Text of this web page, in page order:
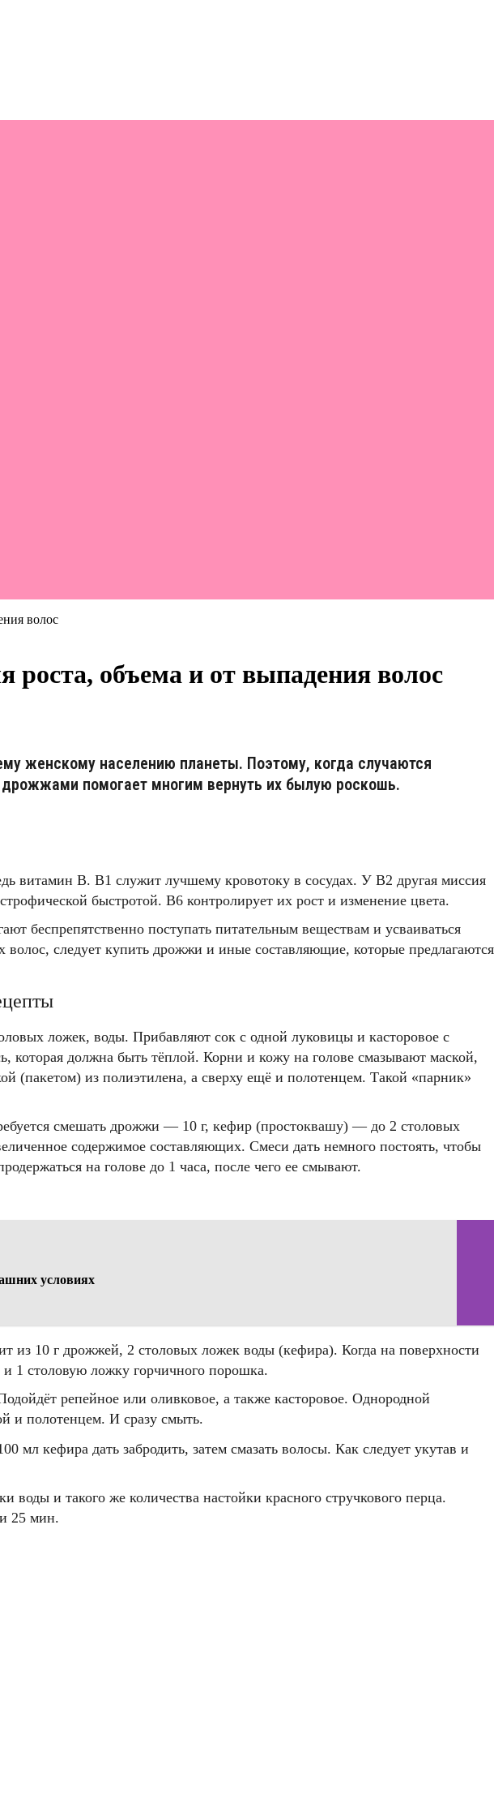
волос
объема и от выпадения волос
женскому населению планеты. Поэтому, когда случаются
помогает многим вернуть их былую роскошь.
витамин В. В1 служит лучшему кровотоку в сосудах. У В2 другая миссия
быстротой. В6 контролирует их рост и изменение цвета.
беспрепятственно поступать питательным веществам и усваиваться
следует купить дрожжи и иные составляющие, которые предлагаются
ложек, воды. Прибавляют сок с одной луковицы и касторовое с
должна быть тёплой. Корни и кожу на голове смазывают маской,
(пакетом) из полиэтилена, а сверху ещё и полотенцем. Такой «парник»
смешать дрожжи — 10 г, кефир (простоквашу) — до 2 столовых
содержимое составляющих. Смеси дать немного постоять, чтобы
на голове до 1 часа, после чего ее смывают.
условиях
из 10 г дрожжей, 2 столовых ложек воды (кефира). Когда на поверхности
1 столовую ложку горчичного порошка.
репейное или оливковое, а также касторовое. Однородной
и полотенцем. И сразу смыть.
кефира дать забродить, затем смазать волосы. Как следует укутав и
воды и такого же количества настойки красного стручкового перца.
25 мин.